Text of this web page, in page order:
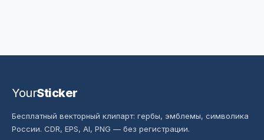
YourSticker
Бесплатный векторный клипарт: гербы, эмблемы, символика
России. CDR, EPS, AI, PNG — без регистрации.